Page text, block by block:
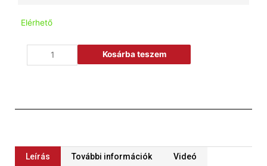
Elérhető
Kosárba teszem
Leírás További információk Videó